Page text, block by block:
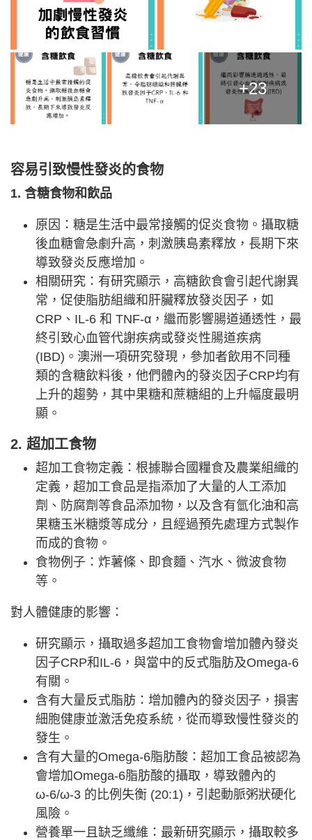
+23
容易引致慢性發炎的食物
1. 含糖食物和飲品
原因：糖是生活中最常接觸的促炎食物。攝取糖
後血糖會急劇升高，刺激胰島素釋放，長期下來
導致發炎反應增加。
相關研究：有研究顯示，高糖飲食會引起代謝異
常，促使脂肪組織和肝臟釋放發炎因子，如
CRP、IL-6 和 TNF-α，繼而影響腸道通透性，最
終引致心血管代謝疾病或發炎性腸道疾病
(IBD)。澳洲一項研究發現，參加者飲用不同種
類的含糖飲料後，他們體內的發炎因子CRP均有
上升的趨勢，其中果糖和蔗糖組的上升幅度最明
顯。
2. 超加工食物
超加工食物定義：根據聯合國糧食及農業組織的
定義，超加工食品是指添加了大量的人工添加
劑、防腐劑等食品添加物，以及含有氫化油和高
果糖玉米糖漿等成分，且經過預先處理方式製作
而成的食物。
食物例子：炸薯條、即食麵、汽水、微波食物
等。
對人體健康的影響：
研究顯示，攝取過多超加工食物會增加體內發炎
因子CRP和IL-6，與當中的反式脂肪及Omega-6
有關。
含有大量反式脂肪：增加體內的發炎因子，損害
細胞健康並激活免疫系統，從而導致慢性發炎的
發生。
含有大量的Omega-6脂肪酸：超加工食品被認為
會增加Omega-6脂肪酸的攝取，導致體內的
ω-6/ω-3 的比例失衡 (20:1)，引起動脈粥狀硬化
風險。
營養單一且缺乏纖維：最新研究顯示，攝取較多